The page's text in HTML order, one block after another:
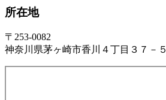
所在地
〒253-0082
神奈川県茅ヶ崎市香川４丁目３７－５